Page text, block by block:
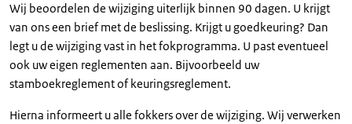
Wij beoordelen de wijziging uiterlijk binnen 90 dagen. U krijgt
van ons een brief met de beslissing. Krijgt u goedkeuring? Dan
legt u de wijziging vast in het fokprogramma. U past eventueel
ook uw eigen reglementen aan. Bijvoorbeeld uw
stamboekreglement of keuringsreglement.
Hierna informeert u alle fokkers over de wijziging. Wij verwerken